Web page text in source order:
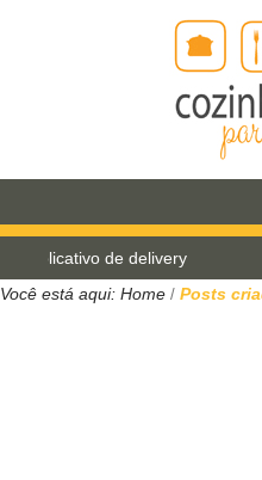
Pão de água
Você está aqui: Home / Posts